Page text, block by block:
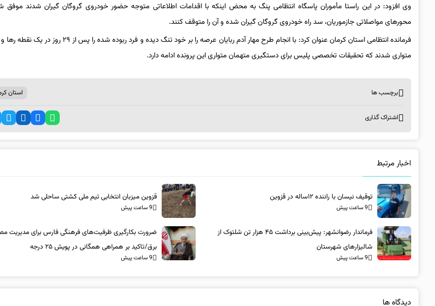
وی افزود: در این راستا مأموران پاسگاه انتظامی پنگ به محض اینکه با اقدامات اطلاعاتی متوجه حضور خودروی گروگان گیران شدند موفق
محورهای مواصلاتی جازموریان، سد راه خودروی گروگان گیران شده و آن را متوقف کنند.
فرمانده انتظامی استان کرمان عنوان کرد: با انجام طرح مهار آدم ربایان عرصه را بر خود تنگ دیده و فرد ربوده
متواری شدند که تحقیقات تخصصی پلیس برای دستگیری متهمان متواری این پرونده ادامه دارد.
برچسب ها استان
اشتراک گذاری
اخبار مرتبط
توقیف نیسان با راننده ۱۲ساله در قزوین
9 ساعت پیش
قزوین میزبان انتخابی تیم ملی کشتی ساحلی شد
9 ساعت پیش
فرماندار رضوانشهر: پیش‌بینی برداشت ۴۵ هزار تن شلتوک از
شالیزارهای شهرستان
9 ساعت پیش
ضرورت بکارگیری ظرفیت‌های فرهنگی فارس برای مدیریت
برق/تاکید بر همراهی همگانی در پویش ۲۵ درجه
9 ساعت پیش
دیدگاه ها